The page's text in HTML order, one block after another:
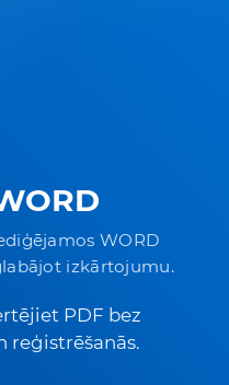
WORD
izkārtojumu.
PDF bez
reģistrēšanās.